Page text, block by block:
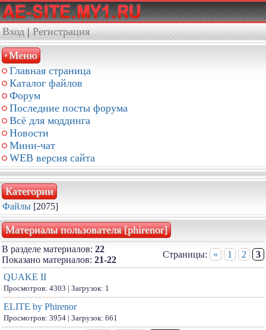
Вход|Регистрация
Меню
Главная страница
Каталог файлов
Форум
Последние посты форума
Всё для моддинга
Новости
Мини-чат
WEB версия сайта
Категории
Файлы [2075]
Материалы пользователя [phirenor]
В разделе материалов: 22
Показано материалов: 21-22
Страницы: « 1 2 3
QUAKE II
Просмотров: 4303 | Загрузок: 1
ELITE by Phirenor
Просмотров: 3954 | Загрузок: 661